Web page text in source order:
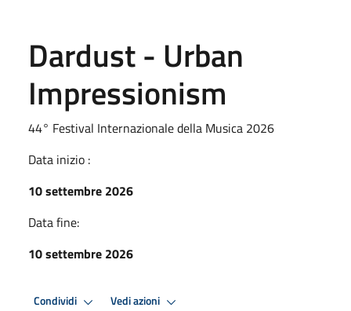
Dardust - Urban
Impressionism
44° Festival Internazionale della Musica 2026
Data inizio :
10 settembre 2026
Data fine:
10 settembre 2026
Condividi Vedi azioni